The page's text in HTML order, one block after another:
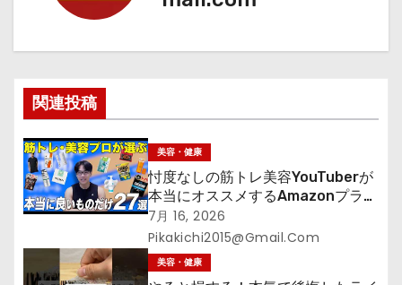
シ
ョ
ン
関連投稿
美容・健康
忖度なしの筋トレ美容YouTuberが
本当にオススメするAmazonプライ
ムデーセールで買うべきもの
7月 16, 2026
Pikakichi2015@gmail.com
美容・健康